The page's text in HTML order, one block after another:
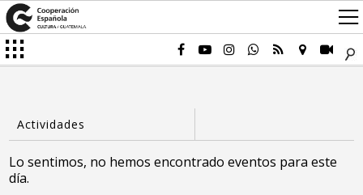
Lo sentimos, no hemos encontrado eventos para este
día.